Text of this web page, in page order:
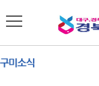
toggle
navigation